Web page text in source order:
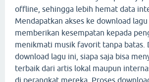
offline, sehingga lebih hemat data
Mendapatkan akses ke download
memberikan kesempatan kepada
menikmati musik favorit tanpa batas.
download lagu ini, siapa saja bisa
terbaik dari artis lokal maupun
di perangkat mereka. Proses